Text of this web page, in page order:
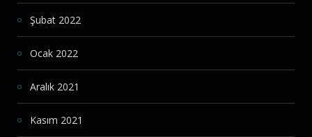
Şubat 2022
Ocak 2022
Aralık 2021
Kasım 2021